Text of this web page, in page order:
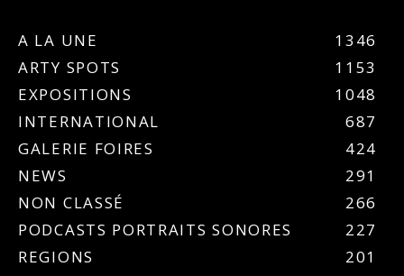
A LA UNE
1346
ARTY SPOTS
1153
EXPOSITIONS
1048
INTERNATIONAL
687
GALERIE FOIRES
424
NEWS
291
NON CLASSÉ
266
PODCASTS PORTRAITS SONORES
227
REGIONS
201